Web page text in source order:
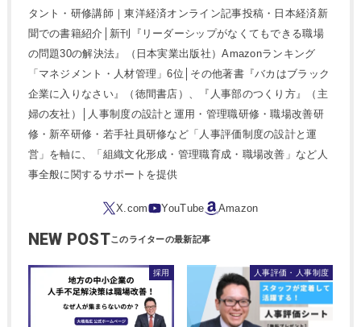
タント・研修講師｜東洋経済オンライン記事投稿・日本経済新
聞での書籍紹介│新刊『リーダーシップがなくてもできる職場
の問題30の解決法』（日本実業出版社）Amazonランキング
「マネジメント・人材管理」6位│その他著書『バカはブラック
企業に入りなさい』（徳間書店）、『人事部のつくり方』（主
婦の友社）│人事制度の設計と運用・管理職研修・職場改善研
修・新卒研修・若手社員研修など「人事評価制度の設計と運
営」を軸に、「組織文化形成・管理職育成・職場改善」など人
事全般に関するサポートを提供
NEW POST
採用 人事評価・人事制度